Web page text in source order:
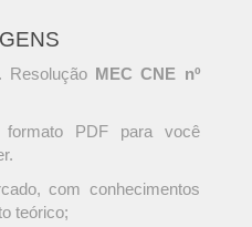
Resolução MEC CNE nº
PDF para você
com conhecimentos
teórico;